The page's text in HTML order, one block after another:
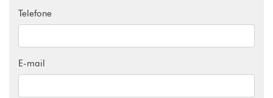
Telefone
E-mail